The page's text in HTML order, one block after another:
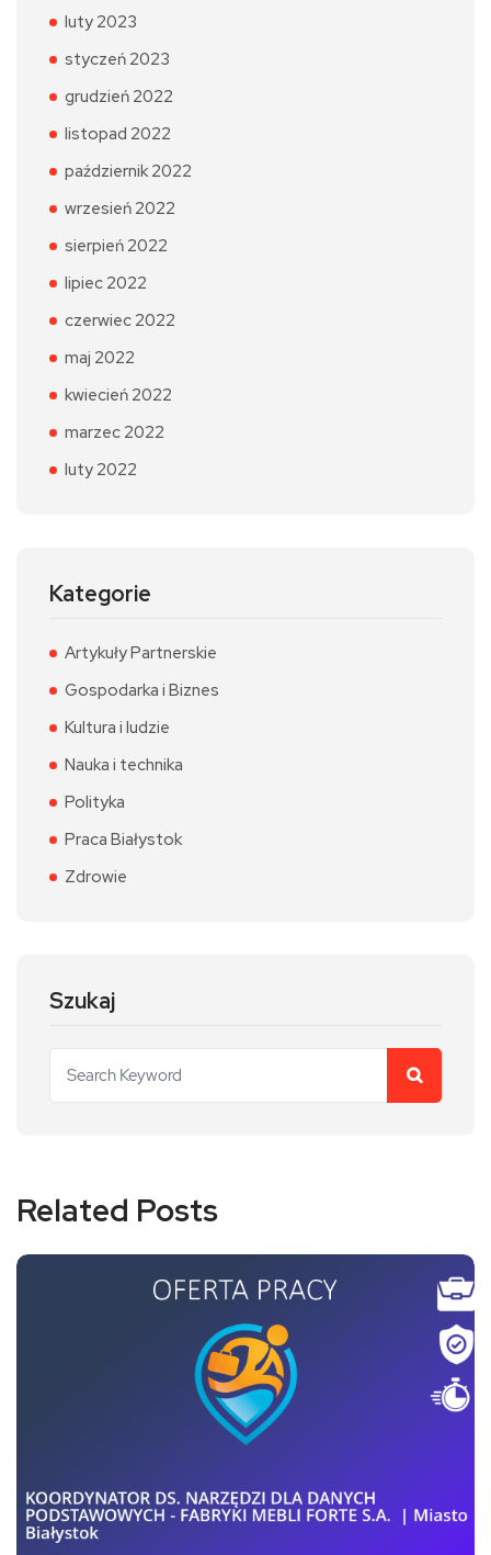
luty 2023
styczeń 2023
grudzień 2022
listopad 2022
październik 2022
wrzesień 2022
sierpień 2022
lipiec 2022
czerwiec 2022
maj 2022
kwiecień 2022
marzec 2022
luty 2022
Kategorie
Artykuły Partnerskie
Gospodarka i Biznes
Kultura i ludzie
Nauka i technika
Polityka
Praca Białystok
Zdrowie
Szukaj
Related Posts